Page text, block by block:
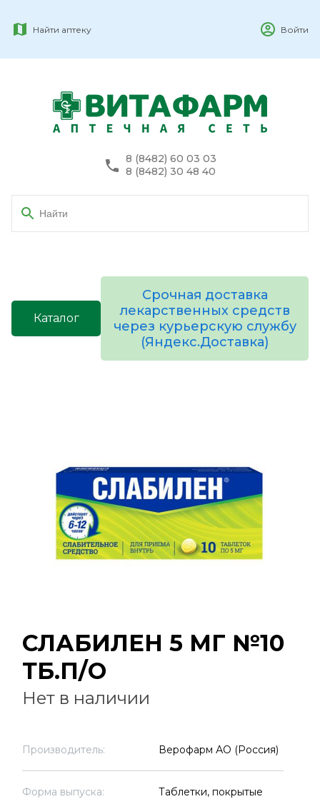
Найти аптеку Войти
8 (8482) 60 03 03
8 (8482) 30 48 40
Каталог
Срочная доставка
лекарственных средств
через курьерскую службу
(Яндекс.Доставка)
СЛАБИЛЕН 5 МГ №10
ТБ.П/О
Нет в наличии
Производитель: Верофарм АО (Россия)
Форма выпуска:
Таблетки, покрытые